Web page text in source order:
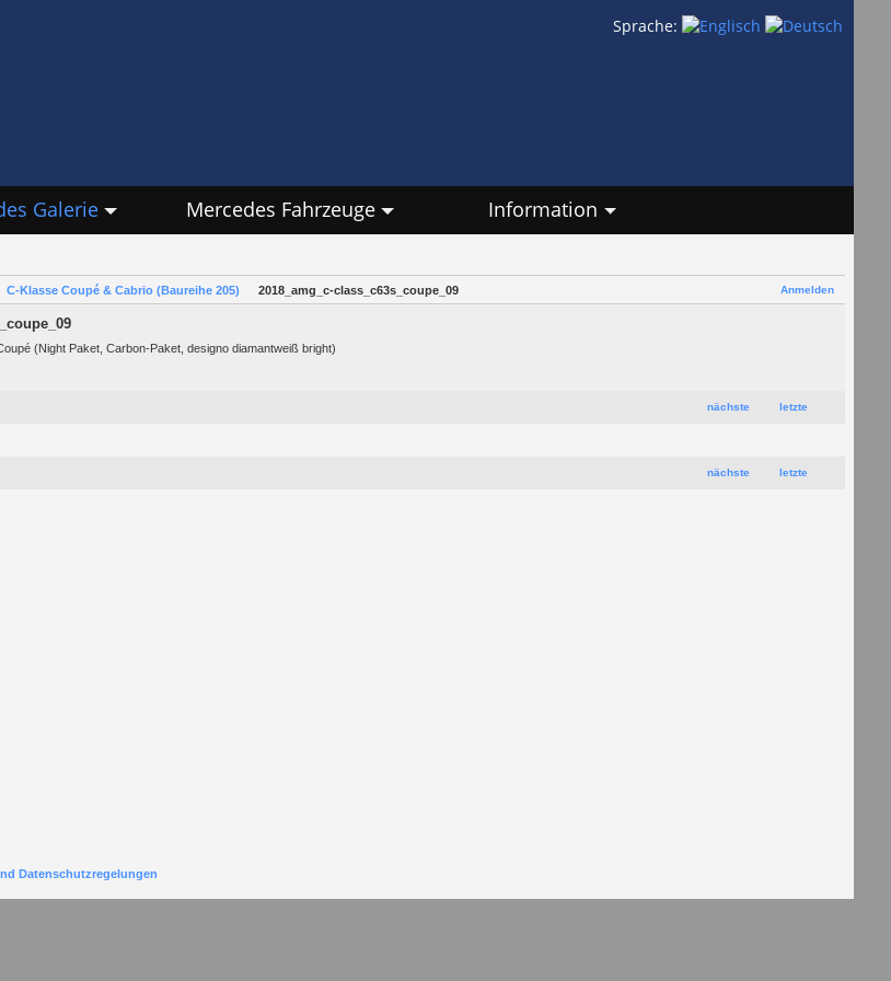
Sprache:
Galerie Mercedes Fahrzeuge Information
Anmelden
C-Klasse Coupé & Cabrio (Baureihe 205) 2018_amg_c-class_c63s_coupe_09
(Night Paket, Carbon-Paket, designo diamantweiß bright)
nächste letzte
nächste letzte
Datenschutzregelungen